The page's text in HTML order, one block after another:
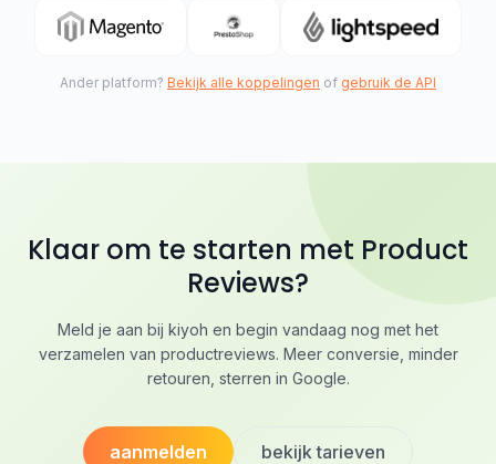
Ander platform? Bekijk alle koppelingen of gebruik de API
Klaar om te starten met Product
Reviews?
Meld je aan bij kiyoh en begin vandaag nog met het
verzamelen van productreviews. Meer conversie, minder
retouren, sterren in Google.
aanmelden bekijk tarieven